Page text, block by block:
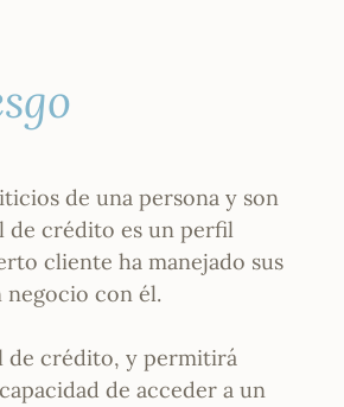
de una persona y son
de crédito es un perfil
cliente ha manejado sus
negocio con él.
de crédito, y permitirá
de acceder a un